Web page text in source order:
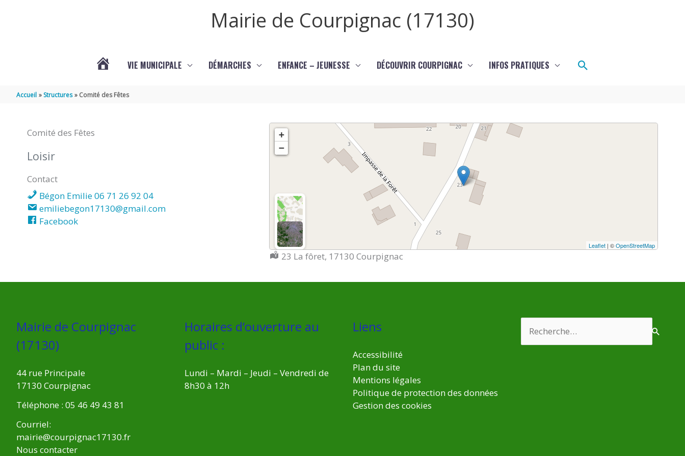
Mairie de Courpignac (17130)
VIE MUNICIPALE DÉMARCHES ENFANCE – JEUNESSE DÉCOUVRIR COURPIGNAC INFOS PRATIQUES Rechercher
Accueil Structures Comité des Fêtes
Comité des Fêtes
Loisir
Contact
Bégon Emilie 06 71 26 92 04
emiliebegon17130@gmail.com
Facebook
+
−
Leaflet| ©OpenStreetMap
Localisation :
23 La fôret, 17130 Courpignac
Mairie de Courpignac
(17130)
44 rue Principale
17130 Courpignac
Téléphone : 05 46 49 43 81
Courriel:
mairie@courpignac17130.fr
Nous contacter
Horaires d’ouverture au
public :
Lundi – Mardi – Jeudi – Vendredi de
8h30 à 12h
Liens
Accessibilité
Plan du site
Mentions légales
Politique de protection des données
Gestion des cookies